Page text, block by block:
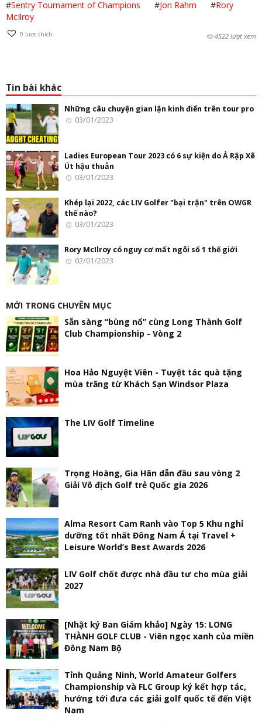
#Sentry Tournament of Champions #Jon Rahm #Rory
McIlroy
0 lượt thích 4522 lượt xem
Tin bài khác
Những câu chuyện gian lận kinh điển trên tour pro
03/01/2023
Ladies European Tour 2023 có 6 sự kiện do Ả Rập Xê
Út hậu thuẫn
03/01/2023
Khép lại 2022, các LIV Golfer "bại trận" trên OWGR
thế nào?
03/01/2023
Rory McIlroy có nguy cơ mất ngôi số 1 thế giới
02/01/2023
MỚI TRONG CHUYÊN MỤC
Sẵn sàng “bùng nổ” cùng Long Thành Golf
Club Championship - Vòng 2
Hoa Hảo Nguyệt Viên - Tuyệt tác quà tặng
mùa trăng từ Khách Sạn Windsor Plaza
The LIV Golf Timeline
Trọng Hoàng, Gia Hân dẫn đầu sau vòng 2
Giải Vô địch Golf trẻ Quốc gia 2026
Alma Resort Cam Ranh vào Top 5 Khu nghỉ
dưỡng tốt nhất Đông Nam Á tại Travel +
Leisure World’s Best Awards 2026
LIV Golf chốt được nhà đầu tư cho mùa giải
2027
[Nhật ký Ban Giám khảo] Ngày 15: LONG
THÀNH GOLF CLUB - Viên ngọc xanh của miền
Đông Nam Bộ
Tỉnh Quảng Ninh, World Amateur Golfers
Championship và FLC Group ký kết hợp tác,
hướng tới đưa các giải golf quốc tế đến Việt
Nam